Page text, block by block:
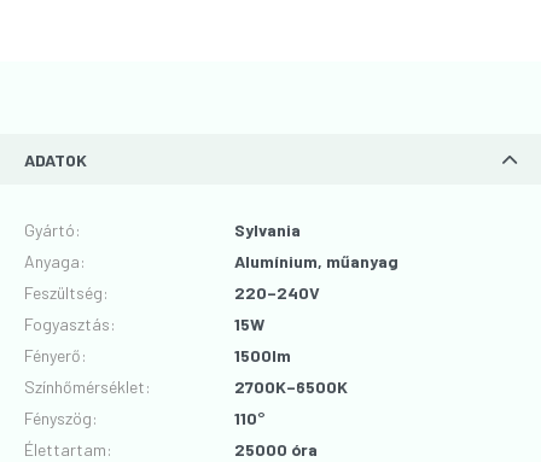
ADATOK
Gyártó:
Sylvania
Anyaga:
Alumínium, műanyag
Feszültség:
220–240V
Fogyasztás:
15W
Fényerő:
1500lm
Színhőmérséklet:
2700K–6500K
Fényszög:
110°
Élettartam:
25000 óra